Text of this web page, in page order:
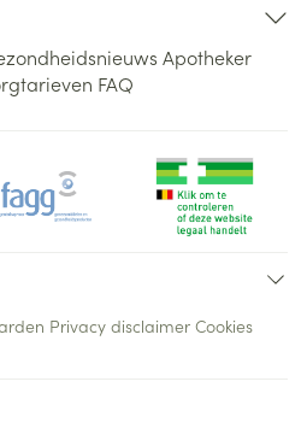
Apotheker
FAQ
Privacy disclaimer Cookies